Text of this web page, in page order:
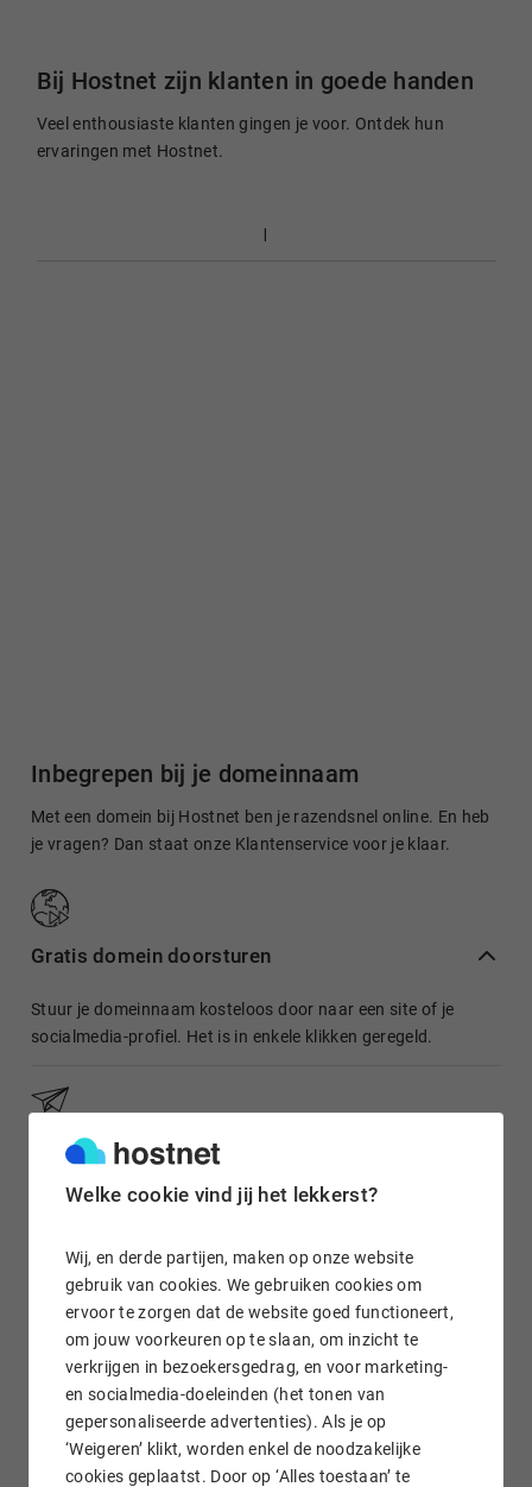
Welke cookie vind jij het lekkerst?
Wij, en derde partijen, maken op onze website
gebruik van cookies. We gebruiken cookies om
ervoor te zorgen dat de website goed functioneert,
om jouw voorkeuren op te slaan, om inzicht te
verkrijgen in bezoekersgedrag, en voor marketing-
en socialmedia-doeleinden (het tonen van
gepersonaliseerde advertenties). Als je op
‘Weigeren’ klikt, worden enkel de noodzakelijke
cookies geplaatst. Door op ‘Alles toestaan’ te
Bij Hostnet zijn klanten in goede handen
Veel enthousiaste klanten gingen je voor. Ontdek hun
ervaringen met Hostnet.
Inbegrepen bij je domeinnaam
Met een domein bij Hostnet ben je razendsnel online. En heb
je vragen? Dan staat onze Klantenservice voor je klaar.
Gratis domein doorsturen
Stuur je domeinnaam kosteloos door naar een site of je
socialmedia-profiel. Het is in enkele klikken geregeld.
Gratis e-mail doorsturen
Wij staan voor je klaar!
.COM.MO domein registreren bij Hostnet